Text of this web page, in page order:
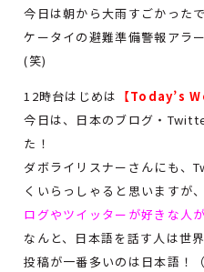
今日は朝から大雨すごかった
ケータイの避難準備警報アラ
(笑)
12時台はじめは 【Today’s
今日は、日本のブログ・
た！
ダボライリスナーさんにも、
くいらっしゃると思いますが
ログやツイッターが好きな人
なんと、日本語を話す人は世
投稿が一番多いのは日本語！